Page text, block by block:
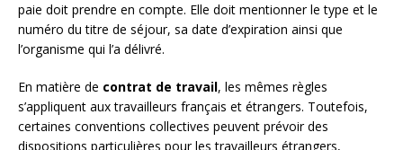
paie doit prendre en compte. Elle doit mentionner le type et le
numéro du titre de séjour, sa date d’expiration ainsi que
l’organisme qui l’a délivré.
En matière de contrat de travail, les mêmes règles
s’appliquent aux travailleurs français et étrangers. Toutefois,
certaines conventions collectives peuvent prévoir des
dispositions particulières pour les travailleurs étrangers,